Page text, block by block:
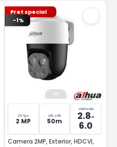
Pret special
-1%
25 fps
2 MP
LED si IR
50m
varifocala
2.8-
6.0
Camera 2MP, Exterior, HDCVI,